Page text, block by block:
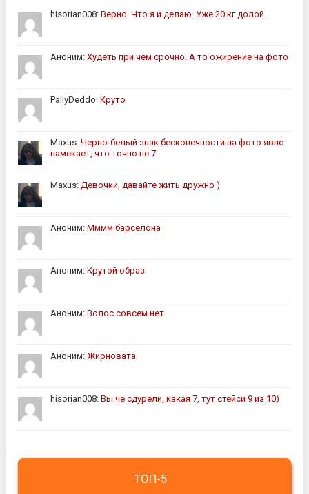
hisorian008: Верно. Что я и делаю. Уже 20 кг долой.
Аноним: Худеть при чем срочно. А то ожирение на фото
PallyDeddo: Круто
Maxus: Черно-белый знак бесконечности на фото явно
намекает, что точно не 7.
Maxus: Девочки, давайте жить дружно )
Аноним: Мммм барселона
Аноним: Крутой образ
Аноним: Волос совсем нет
Аноним: Жирновата
hisorian008: Вы че сдурели, какая 7, тут стейси 9 из 10)
ТОП-5